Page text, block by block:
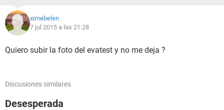
ximebelen
7 jul 2015 a las 21:28
Quiero subir la foto del evatest y no me deja ?
Discusiones similares
Desesperada